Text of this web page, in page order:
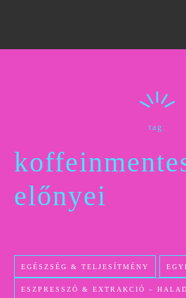
tag:
előnyei
EGÉSZSÉG & TELJESÍTMÉNY
ESZPRESSZÓ & EXTRAKCIÓ –